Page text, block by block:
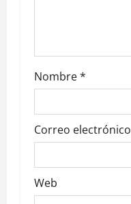
a
s
Nombre*
Correo electrónico
Web